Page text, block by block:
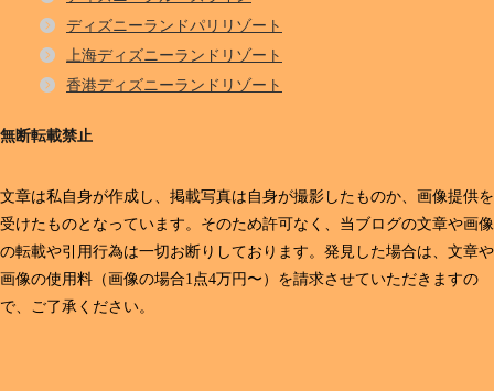
ディズニーランドパリリゾート
上海ディズニーランドリゾート
香港ディズニーランドリゾート
無断転載禁止
文章は私自身が作成し、掲載写真は自身が撮影したものか、画像提供を
受けたものとなっています。そのため許可なく、当ブログの文章や画像
の転載や引用行為は一切お断りしております。発見した場合は、文章や
画像の使用料（画像の場合1点4万円〜）を請求させていただきますの
で、ご了承ください。